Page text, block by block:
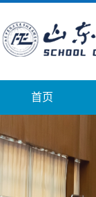
首页